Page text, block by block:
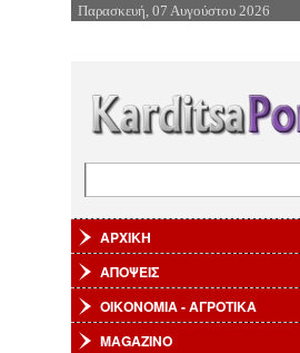
Επιστροφή στην
Παρασκευή, 07 Αυγούστου 2026
ΑΡΧΙΚΗ
ΑΠΟΨΕΙΣ
ΟΙΚΟΝΟΜΙΑ - ΑΓΡΟΤΙΚΑ
MAGAZINO